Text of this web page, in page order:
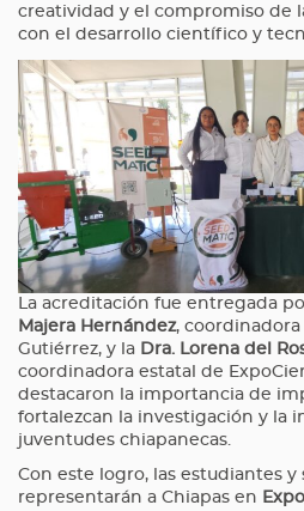
creatividad y el compromiso de
con el desarrollo científico y
La acreditación fue entregada
Majera Hernández, coordinadora
Gutiérrez, y la Dra. Lorena del
coordinadora estatal de
destacaron la importancia de
fortalezcan la investigación y la
juventudes chiapanecas.
Con este logro, las estudiantes y
representarán a Chiapas en